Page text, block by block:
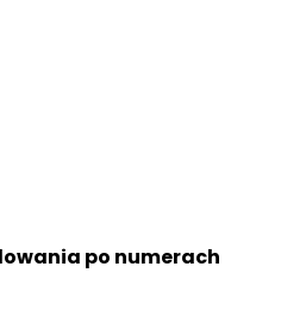
po numerach